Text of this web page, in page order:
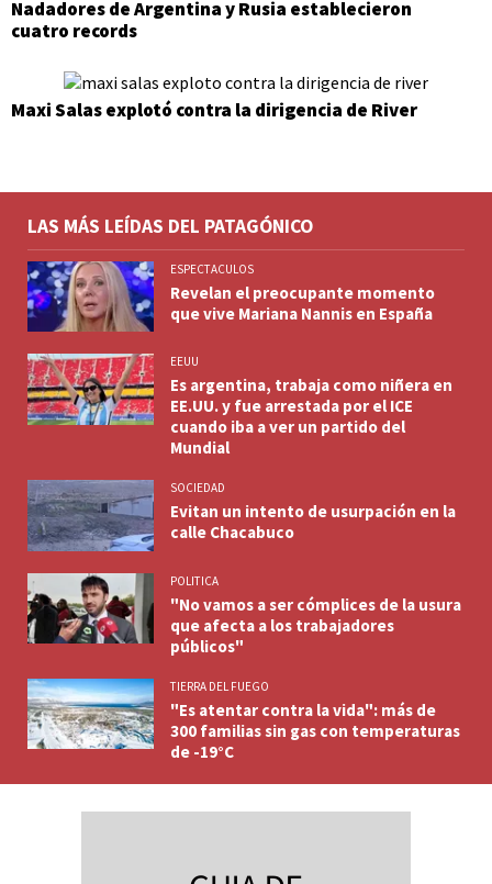
Nadadores de Argentina y Rusia establecieron
cuatro records
Maxi Salas explotó contra la dirigencia de River
LAS MÁS LEÍDAS DEL PATAGÓNICO
ESPECTACULOS
Revelan el preocupante momento
que vive Mariana Nannis en España
EEUU
Es argentina, trabaja como niñera en
EE.UU. y fue arrestada por el ICE
cuando iba a ver un partido del
Mundial
SOCIEDAD
Evitan un intento de usurpación en la
calle Chacabuco
POLITICA
"No vamos a ser cómplices de la usura
que afecta a los trabajadores
públicos"
TIERRA DEL FUEGO
"Es atentar contra la vida": más de
300 familias sin gas con temperaturas
de -19°C